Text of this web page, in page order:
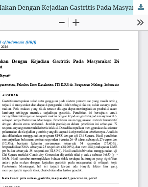
Hubungan Pola Makan Dengan Kejadian Gastritis Pada Masyarakat Di Puskesmas Mantangai